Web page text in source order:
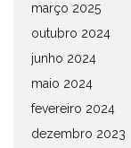
março 2025
outubro 2024
junho 2024
maio 2024
fevereiro 2024
dezembro 2023